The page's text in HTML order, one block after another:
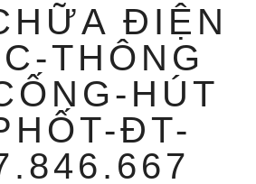
ĐIỆN
THÔNG
HÚT
ĐT-